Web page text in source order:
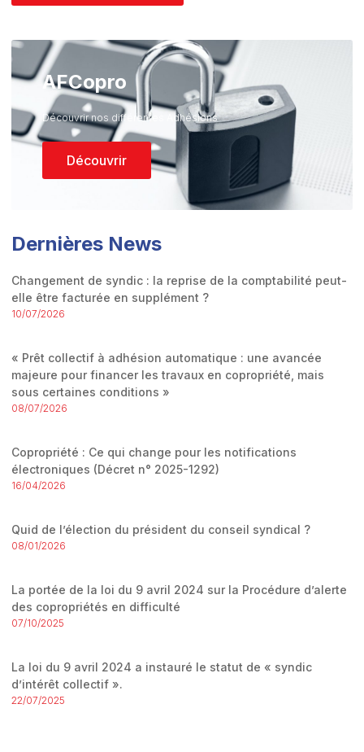
AFCopro
Découvrir nos différentes Adhésions
Découvrir
Dernières News
Changement de syndic : la reprise de la comptabilité peut-
elle être facturée en supplément ?
10/07/2026
« Prêt collectif à adhésion automatique : une avancée
majeure pour financer les travaux en copropriété, mais
sous certaines conditions »
08/07/2026
Copropriété : Ce qui change pour les notifications
électroniques (Décret n° 2025-1292)
16/04/2026
Quid de l’élection du président du conseil syndical ?
08/01/2026
La portée de la loi du 9 avril 2024 sur la Procédure d’alerte
des copropriétés en difficulté
07/10/2025
La loi du 9 avril 2024 a instauré le statut de « syndic
d’intérêt collectif ».
22/07/2025